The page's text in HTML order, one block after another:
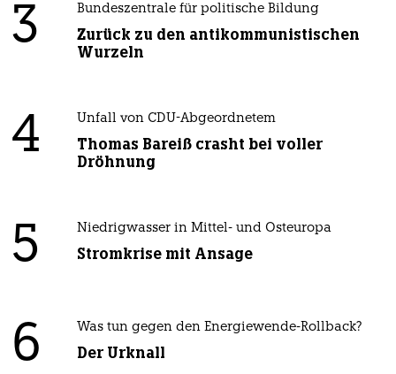
3 Bundeszentrale für politische Bildung
Zurück zu den antikommunistischen
Wurzeln
4 Unfall von CDU-Abgeordnetem
Thomas Bareiß crasht bei voller
Dröhnung
5 Niedrigwasser in Mittel- und Osteuropa
Stromkrise mit Ansage
6 Was tun gegen den Energiewende-Rollback?
Der Urknall